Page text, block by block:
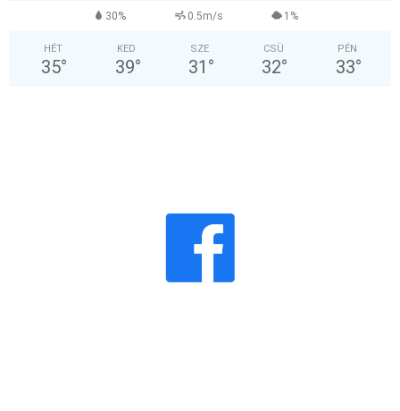
30% 0.5m/s 1%
HÉT
35°
KED
39°
SZE
31 °
CSÜ
32°
PÉN
33°